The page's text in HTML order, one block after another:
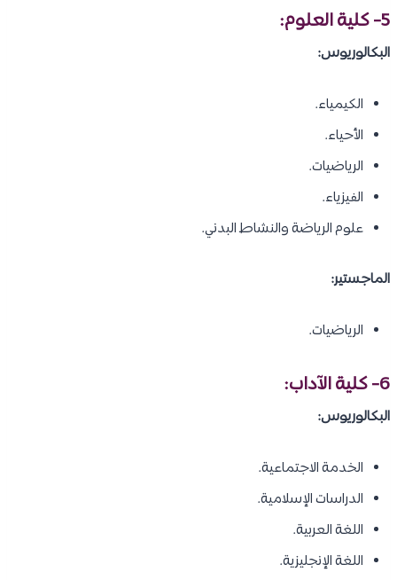
5- كلية العلوم:
البكالوريوس:
الكيمياء.
الأحياء.
الرياضيات.
الفيزياء.
علوم الرياضة والنشاط البدني.
الماجستير:
الرياضيات.
6- كلية الآداب:
البكالوريوس:
الخدمة الاجتماعية.
الدراسات الإسلامية.
اللغة العربية.
اللغة الإنجليزية.